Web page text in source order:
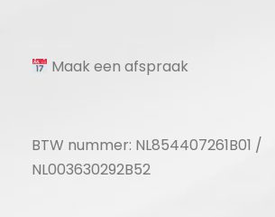
Maak een afspraak
BTW nummer: NL854407261B01 /
NL003630292B52